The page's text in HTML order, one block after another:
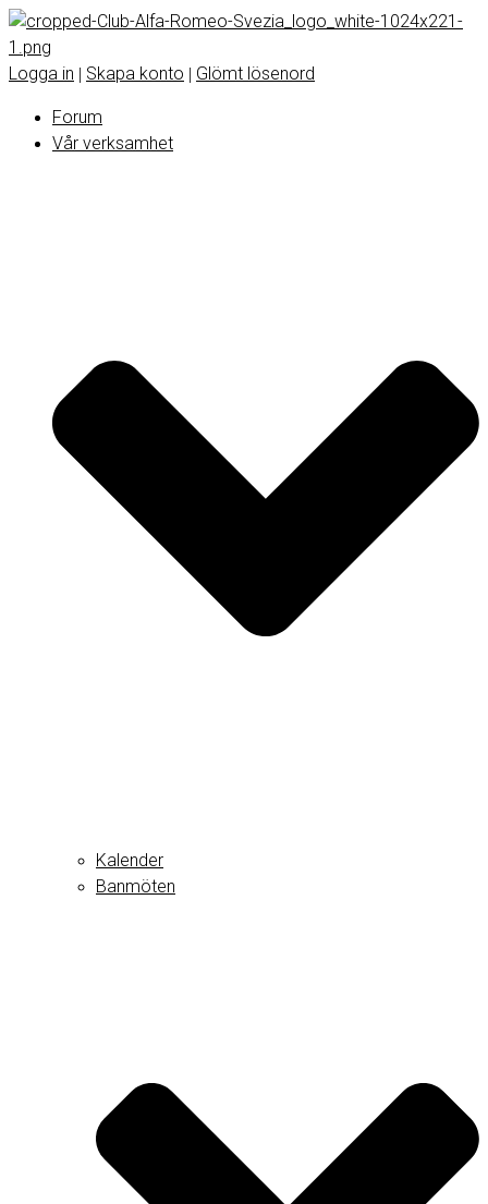
Logga in | Skapa konto | Glömt lösenord
Forum
Vår verksamhet
Kalender
Banmöten